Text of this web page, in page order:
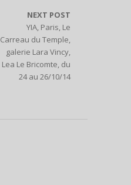
NEXT POST
YIA, Paris, Le
Carreau du Temple,
galerie Lara Vincy,
Lea Le Bricomte, du
24 au 26/10/14